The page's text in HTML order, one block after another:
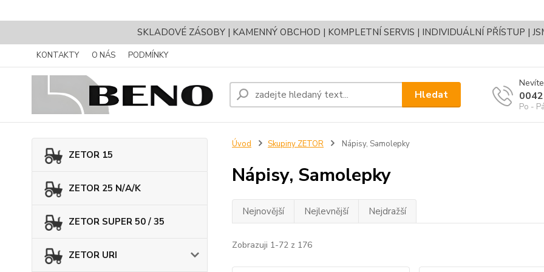
SKLADOVÉ ZÁSOBY | KAMENNÝ OBCHOD | KOMPLETNÍ SERVIS | INDIVIDUÁLNÍ PŘÍSTUP |
KONTAKTY O NÁS PODMÍNKY
Hledat
Po -
ZETOR 15
ZETOR 25 N/A/K
ZETOR SUPER 50 / 35
ZETOR URI
Úvod Skupiny ZETOR Nápisy, Samolepky
Nápisy, Samolepky
Nejnovější Nejlevnější Nejdražší
Zobrazuji 1-72 z 176